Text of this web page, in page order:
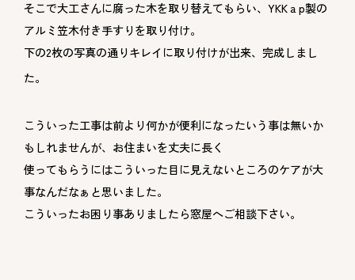
そこで大工さんに腐った木を取り替えてもらい、YKKａp製の
アルミ笠木付き手すりを取り付け。
下の2枚の写真の通りキレイに取り付けが出来、完成しまし
た。
こういった工事は前より何かが便利になったいう事は無いか
もしれませんが、お住まいを丈夫に長く
使ってもらうにはこういった目に見えないところのケアが大
事なんだなぁと思いました。
こういったお困り事ありましたら窓屋へご相談下さい。